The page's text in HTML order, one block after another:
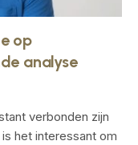
op
analyse
verbonden zijn‍
het interessant om